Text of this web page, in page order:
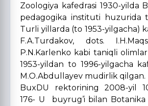
Zoologiya kafedrasi 1930-yilda
pedagogika instituti huzurida
Turli yillarda (to 1953-yilgacha)
F.A.Turdakov, dots.
P.N.Karlenko kabi taniqli
1953-yildan to 1996-yilgacha
M.O.Abdullayev mudirlik qilgan.
BuxDU rektorining 2008-yil
176- U buyrug’i bilan Botanika